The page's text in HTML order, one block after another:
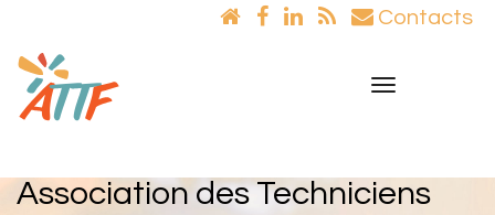
Contacts
Toggle
Association des Techniciens